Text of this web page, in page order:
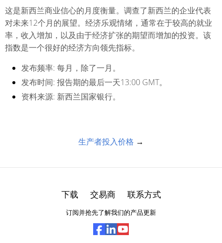
这是新西兰商业信心的月度衡量。调查了新西兰的企业代表
对未来12个月的展望。经济乐观情绪，通常在于较高的就业
率，收入增加，以及由于经济扩张的期望而增加的投资。该
指数是一个很好的经济方向领先指标。
发布频率: 每月，除了一月。
发布时间: 报告期的最后一天13:00 GMT。
资料来源: 新西兰国家银行。
生产者投入价格 →
下载 交易商 联系方式
订阅并抢先了解我们的产品更新